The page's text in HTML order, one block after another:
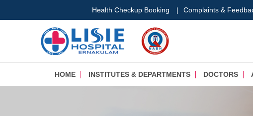
Health Checkup Booking | Complaints &
HOME INSTITUTES & DEPARTMENTS DOCTORS